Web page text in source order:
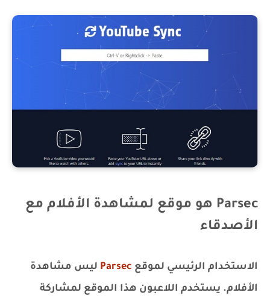
Parsec هو موقع لمشاهدة الأفلام مع
الأصدقاء
الاستخدام الرئيسي لموقع Parsec ليس مشاهدة
الأفلام. يستخدم اللاعبون هذا الموقع لمشاركة